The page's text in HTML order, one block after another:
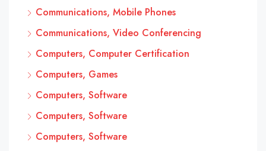
Communications, Mobile Phones
Communications, Video Conferencing
Computers, Computer Certification
Computers, Games
Computers, Software
Computers, Software
Computers, Software